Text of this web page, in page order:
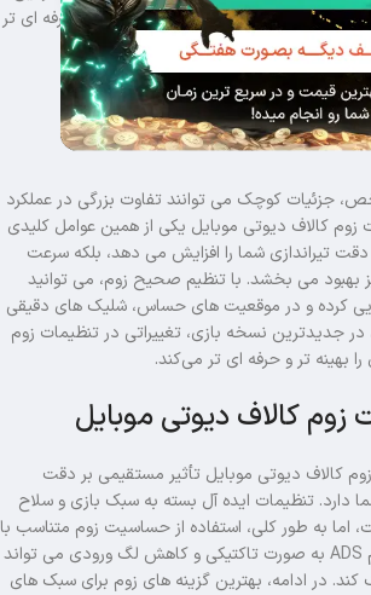
زوم کالاف را بررسی می کنیم تا تجربه ای حرفه ای تر
دیوتی موبایل، دقت و
جزئیات کوچک می توانند تفاوت بزرگی در عملکرد
زوم کالاف دیوتی موبایل یکی از همین عوامل کلیدی
تیراندازی شما را افزایش می دهد، بلکه سرعت
بهبود می بخشد. با تنظیم صحیح زوم، می توانید
کرده و در موقعیت های حساس، شلیک های دقیقی
در جدیدترین نسخه بازی، تغییراتی در تنظیمات زوم
بهینه تر و حرفه ای تر می‌کند.
زوم کالاف دیوتی موبایل
کالاف دیوتی موبایل تأثیر مستقیمی بر دقت
دارد. تنظیمات ایده آل بسته به سبک بازی و سلاح
اما به‌ طور کلی، استفاده از حساسیت زوم متناسب با
ADS به صورت تاکتیکی و کاهش لگ ورودی می تواند
در ادامه، بهترین گزینه های زوم برای سبک های